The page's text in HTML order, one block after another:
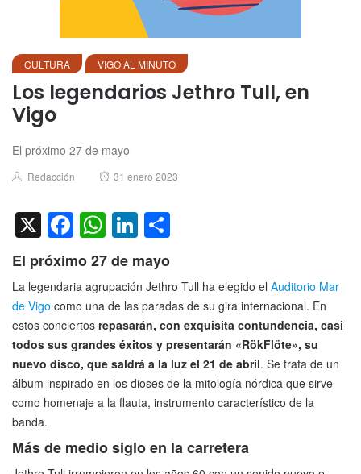
CULTURA VIGO AL MINUTO
Los legendarios Jethro Tull, en
Vigo
El próximo 27 de mayo
Author
Redacción
Posted
31 enero 2023
X Facebook
WhatsApp
LinkedIn
El próximo 27 de mayo
La legendaria agrupación Jethro Tull ha elegido el Auditorio Mar
de Vigo como una de las paradas de su gira internacional. En
estos conciertos repasarán, con exquisita contundencia, casi
todos sus grandes éxitos y presentarán «RökFlöte», su
nuevo disco, que saldrá a la luz el 21 de abril. Se trata de un
álbum inspirado en los dioses de la mitología nórdica que sirve
como homenaje a la flauta, instrumento característico de la
banda.
Más de medio siglo en la carretera